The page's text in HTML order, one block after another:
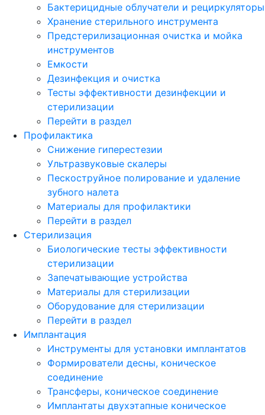
Бактерицидные облучатели и рециркуляторы
Хранение стерильного инструмента
Предстерилизационная очистка и мойка
инструментов
Емкости
Дезинфекция и очистка
Тесты эффективности дезинфекции и
стерилизации
Перейти в раздел
Профилактика
Снижение гиперестезии
Ультразвуковые скалеры
Пескоструйное полирование и удаление
зубного налета
Материалы для профилактики
Перейти в раздел
Стерилизация
Биологические тесты эффективности
стерилизации
Запечатывающие устройства
Материалы для стерилизации
Оборудование для стерилизации
Перейти в раздел
Имплантация
Инструменты для установки имплантатов
Формирователи десны, коническое
соединение
Трансферы, коническое соединение
Имплантаты двухэтапные коническое